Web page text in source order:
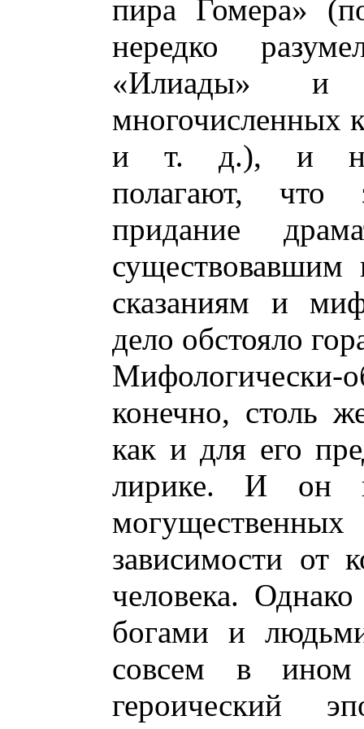
пира Гомера»
нередко
«Илиады»
многочисленных
и т. д.), и
полагают, что
придание
сказаниям и
дело обстояло
Мифологически-
конечно, столь
как и для его
лирике. И он
зависимости от
человека.
богами и
совсем в
героический